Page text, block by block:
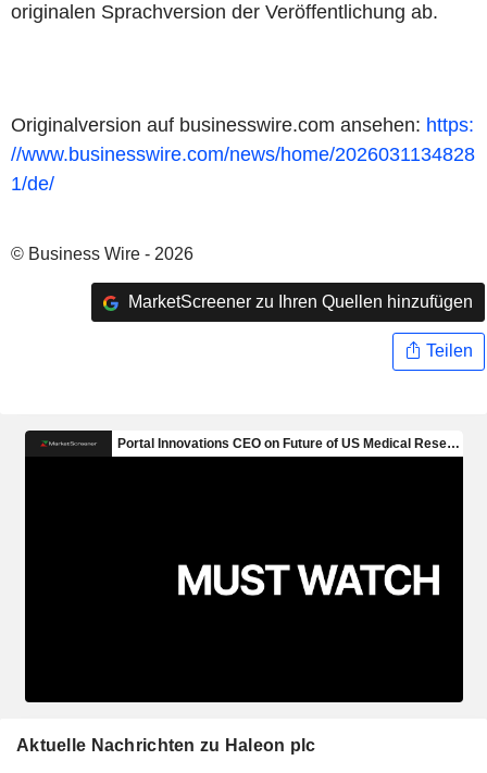
originalen Sprachversion der Veröffentlichung ab.
Originalversion auf businesswire.com ansehen: https:
//www.businesswire.com/news/home/2026031134828
1/de/
© Business Wire - 2026
MarketScreener zu Ihren Quellen hinzufügen
Teilen
Aktuelle Nachrichten zu Haleon plc